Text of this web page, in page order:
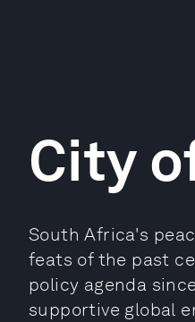
City
South Africa's
feats of the past
policy agenda
supportive global